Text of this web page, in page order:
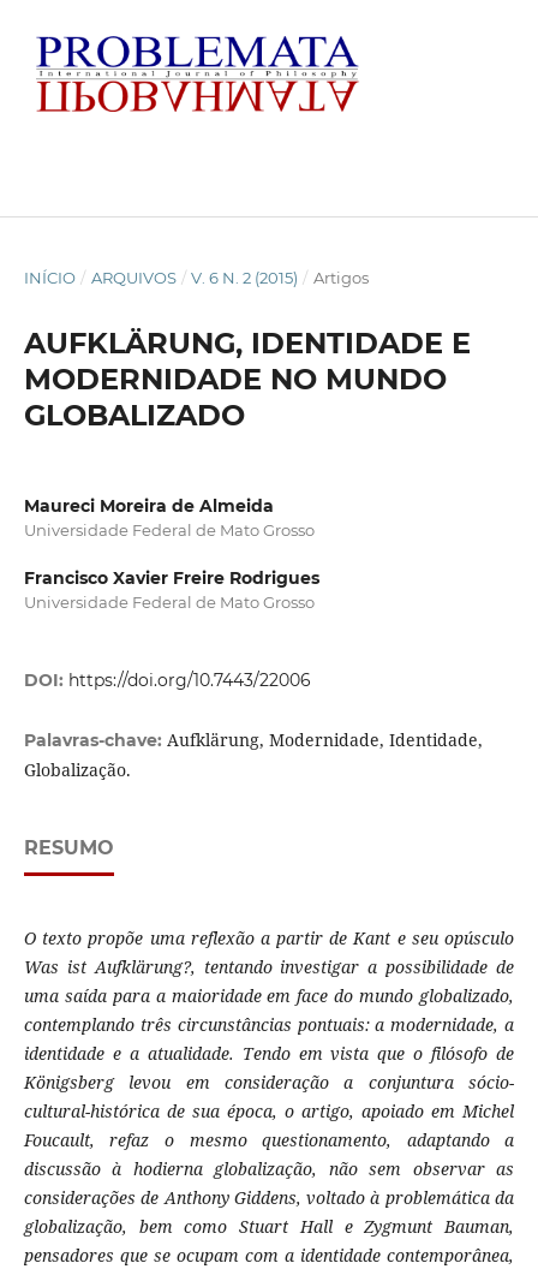
INÍCIO / ARQUIVOS / V. 6 N. 2 (2015) / Artigos
AUFKLÄRUNG, IDENTIDADE E
MODERNIDADE NO MUNDO
GLOBALIZADO
Maureci Moreira de Almeida
Universidade Federal de Mato Grosso
Francisco Xavier Freire Rodrigues
Universidade Federal de Mato Grosso
DOI: https://doi.org/10.7443/22006
Palavras-chave: Aufklärung, Modernidade, Identidade,
Globalização.
RESUMO
O texto propõe uma reflexão a partir de Kant e seu opúsculo
Was ist Aufklärung?, tentando investigar a possibilidade de
uma saída para a maioridade em face do mundo globalizado,
contemplando três circunstâncias pontuais: a modernidade, a
identidade e a atualidade. Tendo em vista que o filósofo de
Königsberg levou em consideração a conjuntura sócio-
cultural-histórica de sua época, o artigo, apoiado em Michel
Foucault, refaz o mesmo questionamento, adaptando a
discussão à hodierna globalização, não sem observar as
considerações de Anthony Giddens, voltado à problemática da
globalização, bem como Stuart Hall e Zygmunt Bauman,
pensadores que se ocupam com a identidade contemporânea,